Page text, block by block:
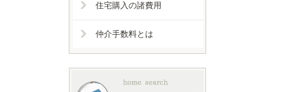
住宅購入の諸費用
仲介手数料とは